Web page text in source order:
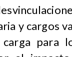
y cargos
para